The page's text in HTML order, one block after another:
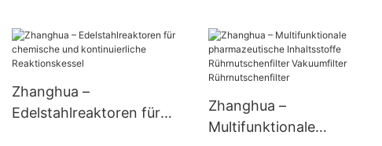
Zhanghua –
Edelstahlreaktoren für
Zhanghua –
Multifunktionale